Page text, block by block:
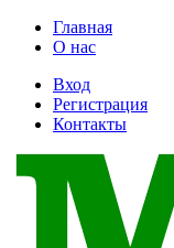
Главная
О нас
Вход
Регистрация
Контакты